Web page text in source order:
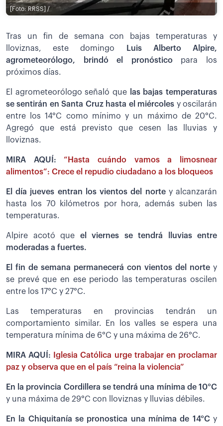
[Foto: RRSS] /
Tras un fin de semana con bajas temperaturas y
lloviznas, este domingo
Luis Alberto Alpire,
agrometeorólogo, brindó el pronósticopara los
próximos días.
El agrometeorólogo señaló que las bajas temperaturas
se sentirán en Santa Cruz hasta el miércoles y oscilarán
entre los 14°C como mínimo y un máximo de 20°C.
Agregó que está previsto que cesen las lluvias y
lloviznas.
MIRA AQUÍ:“Hasta cuándo vamos a limosnear
alimentos”: Crece el repudio ciudadano a los bloqueos
El día jueves entran los vientos del norte y alcanzarán
hasta los 70 kilómetros por hora, además suben las
temperaturas.
Alpire acotó que el viernes se tendrá lluvias entre
moderadas a fuertes.
El fin de semana permanecerá con vientos del norte y
se prevé que en ese periodo las temperaturas oscilen
entre los 17°C y 27°C.
Las temperaturas en provincias tendrán un
comportamiento similar. En los valles se espera una
temperatura mínima de 6°C y una máxima de 26°C.
MIRA AQUÍ:
Iglesia Católica urge trabajar en proclamar
paz y observa que en el país “reina la violencia”
En la provincia Cordillera se tendrá una mínima de 10°C
y una máxima de 29°C con lloviznas y lluvias débiles.
En la Chiquitanía se pronostica una mínima de 14°C y